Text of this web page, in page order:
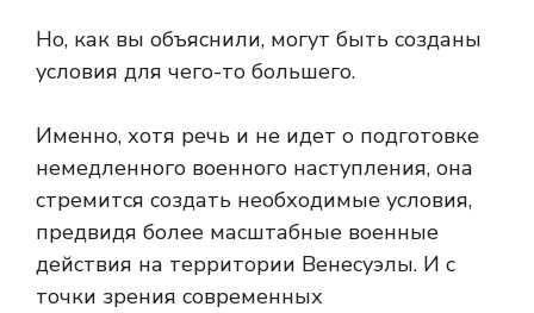
Но, как вы объяснили, могут быть созданы
условия для чего-то большего.
Именно, хотя речь и не идет о подготовке
немедленного военного наступления, она
стремится создать необходимые условия,
предвидя более масштабные военные
действия на территории Венесуэлы. И с
точки зрения современных